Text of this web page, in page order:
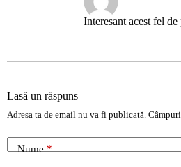
Interesant acest fel
Lasă un răspuns
Adresa ta de email nu va fi publicată.
Nume*